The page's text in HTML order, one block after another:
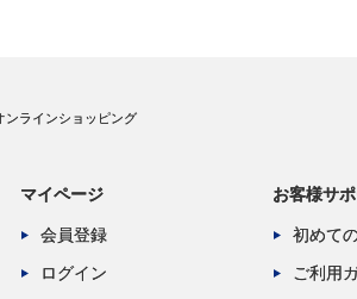
ンラインショッピング
マイページ
会員登録
ログイン
お客様サ
初めて
ご利用